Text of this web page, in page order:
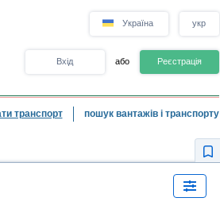
Україна укр
Вхід або Реєстрація
транспорт пошук вантажів і транспорту